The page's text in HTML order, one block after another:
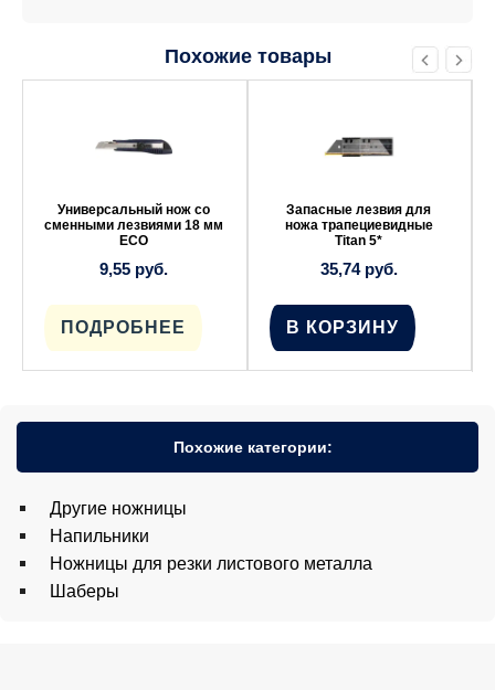
Похожие товары
Универсальный нож со
сменными лезвиями 18 мм
ECO
9,55 руб.
ПОДРОБНЕЕ
Запасные лезвия для
ножа трапециевидные
Titan 5*
35,74 руб.
В КОРЗИНУ
Похожие категории:
Другие ножницы
Напильники
Ножницы для резки листового металла
Шаберы